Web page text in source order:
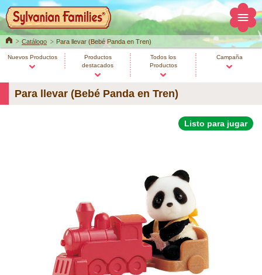
HomeCatálogo Para llevar (Bebé Panda en Tren)
Nuevos Productos
Productos
destacados
Todos los
Productos
Campaña
Para llevar (Bebé Panda en Tren)
Listo para jugar